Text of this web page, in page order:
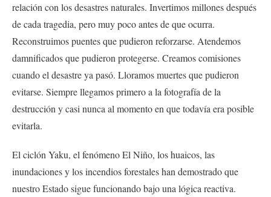
relación con los desastres naturales. Invertimos millones después
de cada tragedia, pero muy poco antes de que ocurra.
Reconstruimos puentes que pudieron reforzarse. Atendemos
damnificados que pudieron protegerse. Creamos comisiones
cuando el desastre ya pasó. Lloramos muertes que pudieron
evitarse. Siempre llegamos primero a la fotografía de la
destrucción y casi nunca al momento en que todavía era posible
evitarla.
El ciclón Yaku, el fenómeno El Niño, los huaicos, las
inundaciones y los incendios forestales han demostrado que
nuestro Estado sigue funcionando bajo una lógica reactiva.